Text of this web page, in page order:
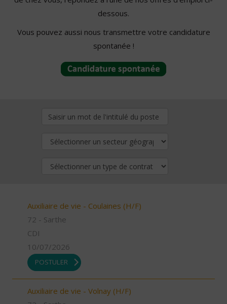
dessous.
Vous pouvez aussi nous transmettre votre candidature
spontanée !
Auxiliaire de vie - Coulaines (H/F)
72 - Sarthe
CDI
10/07/2026
POSTULER
Auxiliaire de vie - Volnay (H/F)